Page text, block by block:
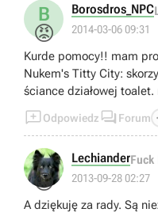
B
😡
Borosdros_NPC
2014-03-06 09:31
Kurde pomocy!! mam
Nukem's Titty City:
ściance działowej toalet.
Odpowiedz  Forum
😁
LechianderFuck
2013-09-28 02:27
A dziękuję za rady. Są